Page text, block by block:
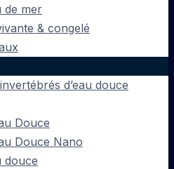
de mer
& congelé
d’eau douce
Douce
Douce Nano
douce